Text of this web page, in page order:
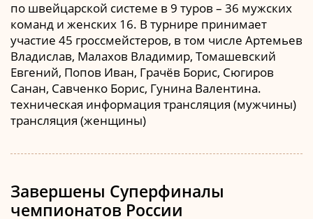
по швейцарской системе в 9 туров – 36 мужских
команд и женских 16. В турнире принимает
участие 45 гроссмейстеров, в том числе Артемьев
Владислав, Малахов Владимир, Томашевский
Евгений, Попов Иван, Грачёв Борис, Сюгиров
Санан, Савченко Борис, Гунина Валентина.
техническая информация трансляция (мужчины)
трансляция (женщины)
Завершены Суперфиналы
чемпионатов России